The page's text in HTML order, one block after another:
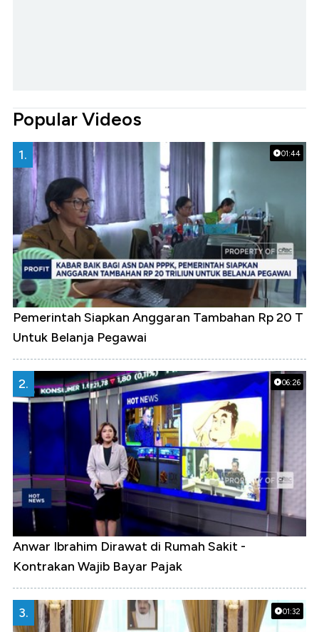
Popular Videos
01:44
1.
Pemerintah Siapkan Anggaran Tambahan Rp 20 T
Untuk Belanja Pegawai
06:26
2.
Anwar Ibrahim Dirawat di Rumah Sakit -
Kontrakan Wajib Bayar Pajak
01:32
3.